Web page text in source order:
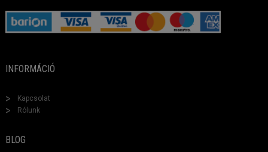
INFORMÁCIÓ
Kapcsolat
Rólunk
BLOG